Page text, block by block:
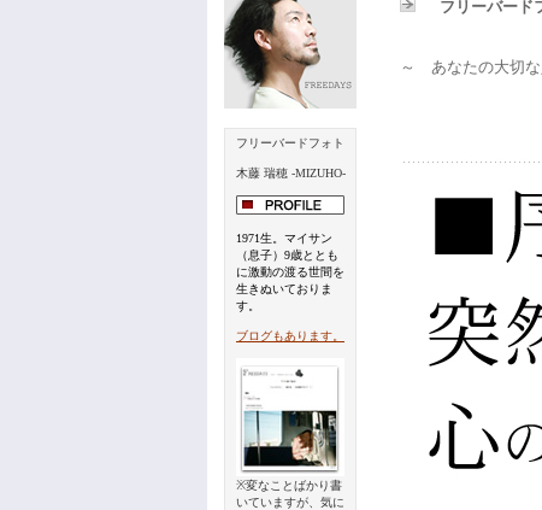
フリーバードフォト
木藤 瑞穂 -MIZUHO-
1971生。マイサン
（息子）9歳ととも
に激動の渡る世間を
生きぬいておりま
す。
ブログもあります。
※変なことばかり書
いていますが、気に
フリーバー
～ あなたの大切